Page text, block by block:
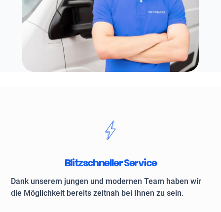
Blitzschneller Service
Dank unserem jungen und modernen Team haben wir
die Möglichkeit bereits zeitnah bei Ihnen zu sein.